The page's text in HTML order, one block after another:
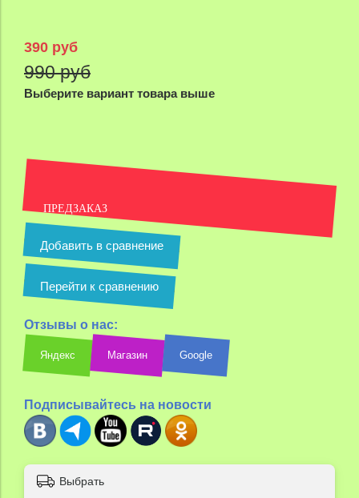
390 руб
990 руб
Выберите вариант товара выше
ПРЕДЗАКАЗ
Добавить в сравнение
Перейти к сравнению
Отзывы о нас:
Яндекс Магазин Google
Подписывайтесь на новости
Выбрать